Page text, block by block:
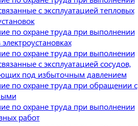
с эксплуатацией тепловых
по охране труда при выполнении
по охране труда при выполнении
с эксплуатацией сосудов,
под избыточным давлением
по охране труда при обращении с
по охране труда при выполнении
работ